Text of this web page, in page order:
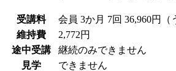
受講料 会員 3か月 7回 36,960円（
維持費
2,772円
途中受講
継続のみできません
見学
できません